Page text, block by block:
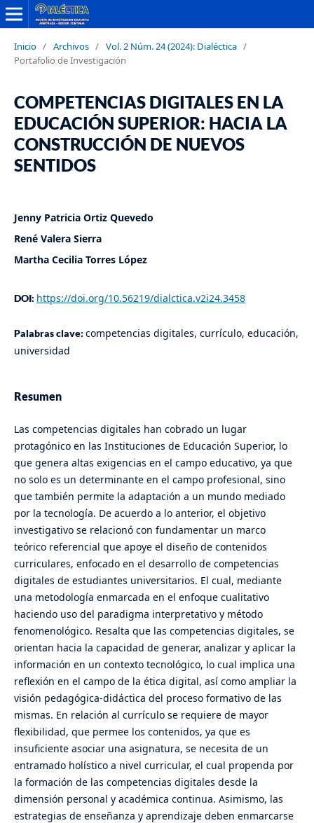
Inicio / Archivos / Vol. 2 Núm. 24 (2024): Dialéctica /
Portafolio de Investigación
COMPETENCIAS DIGITALES EN LA
EDUCACIÓN SUPERIOR: HACIA LA
CONSTRUCCIÓN DE NUEVOS
SENTIDOS
Jenny Patricia Ortiz Quevedo
René Valera Sierra
Martha Cecilia Torres López
DOI: https://doi.org/10.56219/dialctica.v2i24.3458
Palabras clave: competencias digitales, currículo, educación,
universidad
Resumen
Las competencias digitales han cobrado un lugar
protagónico en las Instituciones de Educación Superior, lo
que genera altas exigencias en el campo educativo, ya que
no solo es un determinante en el campo profesional, sino
que también permite la adaptación a un mundo mediado
por la tecnología. De acuerdo a lo anterior, el objetivo
investigativo se relacionó con fundamentar un marco
teórico referencial que apoye el diseño de contenidos
curriculares, enfocado en el desarrollo de competencias
digitales de estudiantes universitarios. El cual, mediante
una metodología enmarcada en el enfoque cualitativo
haciendo uso del paradigma interpretativo y método
fenomenológico. Resalta que las competencias digitales, se
orientan hacia la capacidad de generar, analizar y aplicar la
información en un contexto tecnológico, lo cual implica una
reflexión en el campo de la ética digital, así como ampliar la
visión pedagógica-didáctica del proceso formativo de las
mismas. En relación al currículo se requiere de mayor
flexibilidad, que permee los contenidos, ya que es
insuficiente asociar una asignatura, se necesita de un
entramado holístico a nivel curricular, el cual propenda por
la formación de las competencias digitales desde la
dimensión personal y académica continua. Asimismo, las
estrategias de enseñanza y aprendizaje deben enmarcarse